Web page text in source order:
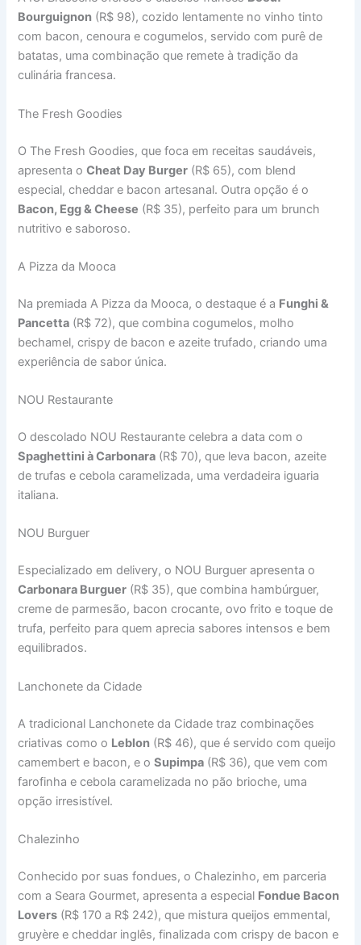
Bourguignon (R$ 98), cozido lentamente no vinho tinto
com bacon, cenoura e cogumelos, servido com purê de
batatas, uma combinação que remete à tradição da
culinária francesa.
The Fresh Goodies
O The Fresh Goodies, que foca em receitas saudáveis,
apresenta oCheat Day Burger (R$ 65), com blend
especial, cheddar e bacon artesanal. Outra opção é o
Bacon, Egg & Cheese (R$ 35), perfeito para um brunch
nutritivo e saboroso.
A Pizza da Mooca
Na premiada A Pizza da Mooca, o destaque é a Funghi &
Pancetta (R$ 72), que combina cogumelos, molho
bechamel, crispy de bacon e azeite trufado, criando uma
experiência de sabor única.
NOU Restaurante
O descolado NOU Restaurante celebra a data com o
Spaghettini à Carbonara (R$ 70), que leva bacon, azeite
de trufas e cebola caramelizada, uma verdadeira iguaria
italiana.
NOU Burguer
Especializado em delivery, o NOU Burguer apresenta o
Carbonara Burguer (R$ 35), que combina hambúrguer,
creme de parmesão, bacon crocante, ovo frito e toque de
trufa, perfeito para quem aprecia sabores intensos e bem
equilibrados.
Lanchonete da Cidade
A tradicional Lanchonete da Cidade traz combinações
criativas como o Leblon (R$ 46), que é servido com queijo
camembert e bacon, e oSupimpa (R$ 36), que vem com
farofinha e cebola caramelizada no pão brioche, uma
opção irresistível.
Chalezinho
Conhecido por suas fondues, o Chalezinho, em parceria
com a Seara Gourmet, apresenta a especial Fondue Bacon
Lovers (R$ 170 a R$ 242), que mistura queijos emmental,
gruyère e cheddar inglês, finalizada com crispy de bacon e